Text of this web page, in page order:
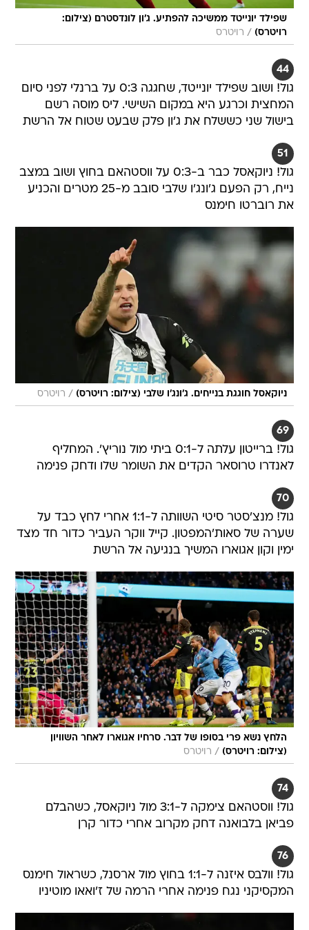
שפילד יונייטד ממשיכה להפתיע. ג'ון לונדסטרם (צילום:
רויטרס) / רויטרס
44
גול! ושוב שפילד יונייטד, שחגגה 0:3 על ברנלי לפני סיום
המחצית וכרגע היא במקום השישי. ליס מוסה רשם
בישול שני כששלח את ג'ון פלק שבעט שטוח אל הרשת
51
גול! ניוקאסל כבר ב-0:3 על ווסטהאם בחוץ ושוב במצב
נייח, רק הפעם ג'ונג'ו שלבי סובב מ-25 מטרים והכניע
את רוברטו חימנס
ניוקאסל חוגגת בנייחים. ג'ונג'ו שלבי (צילום: רויטרס) / רויטרס
69
גול! ברייטון עלתה ל-0:1 ביתי מול נוריץ'. המחליף
לאנדרו טרוסאר הקדים את השומר שלו ודחק פנימה
70
גול! מנצ'סטר סיטי השוותה ל-1:1 אחרי לחץ כבד על
שערה של סאות'המפטון. קייל ווקר העביר כדור חד מצד
ימין וקון אגוארו המשיך בנגיעה אל הרשת
הלחץ נשא פרי בסופו של דבר. סרחיו אגוארו לאחר השוויון
(צילום: רויטרס) / רויטרס
74
גול! ווסטהאם צימקה ל-3:1 מול ניוקאסל, כשהבלם
פביאן בלבואנה דחק מקרוב אחרי כדור קרן
76
גול! וולבס איזנה ל-1:1 בחוץ מול ארסנל, כשראול חימנס
המקסיקני נגח פנימה אחרי הרמה של ז'ואאו מוטיניו